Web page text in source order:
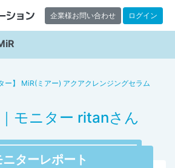
企業様お問い合わせ ログイン
ー】 MiR(ミアー) アクアクレンジングセラム
モニター ritanさん
ニターレポート